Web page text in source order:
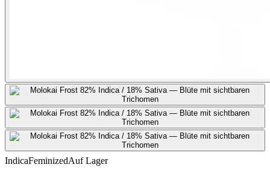
IndicaFeminizedAuf Lager